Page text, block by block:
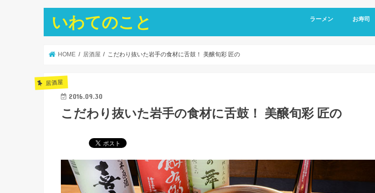
いわてのこと ラーメン お寿司
HOME 居酒屋 こだわり抜いた岩手の食材に舌鼓！ 美醸旬彩 匠の
居酒屋
2016.09.30
こだわり抜いた岩手の食材に舌鼓！ 美醸旬彩 匠の